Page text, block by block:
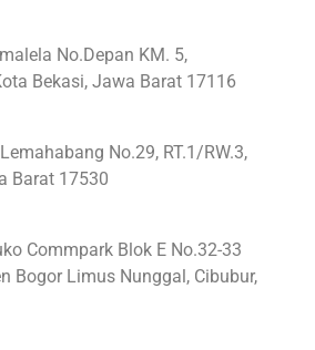
No.Depan KM. 5,
Bekasi, Jawa Barat 17116
No.29, RT.1/RW.3,
Barat 17530
Commpark Blok E No.32-33
Bogor Limus Nunggal, Cibubur,